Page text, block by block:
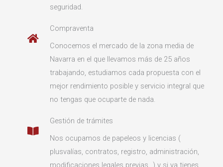
seguridad.
Compraventa
Conocemos el mercado de la zona media de
Navarra en el que llevamos más de 25 años
trabajando, estudiamos cada propuesta con el
mejor rendimiento posible y servicio integral que
no tengas que ocuparte de nada.
Gestión de trámites
Nos ocupamos de papeleos y licencias (
plusvalías, contratos, registro, administración,
modificaciones legales previas...) y si ya tienes